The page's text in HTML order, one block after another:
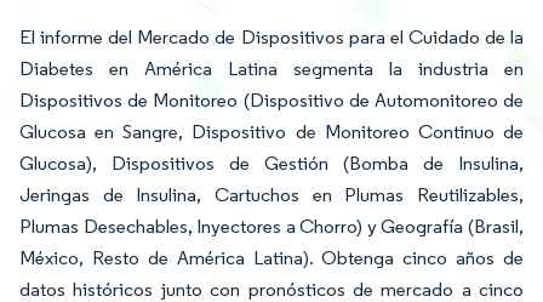
El informe del Mercado de Dispositivos para el Cuidado de la
Diabetes en América Latina segmenta la industria en
Dispositivos de Monitoreo (Dispositivo de Automonitoreo de
Glucosa en Sangre, Dispositivo de Monitoreo Continuo de
Glucosa), Dispositivos de Gestión (Bomba de Insulina,
Jeringas de Insulina, Cartuchos en Plumas Reutilizables,
Plumas Desechables, Inyectores a Chorro) y Geografía (Brasil,
México, Resto de América Latina). Obtenga cinco años de
datos históricos junto con pronósticos de mercado a cinco